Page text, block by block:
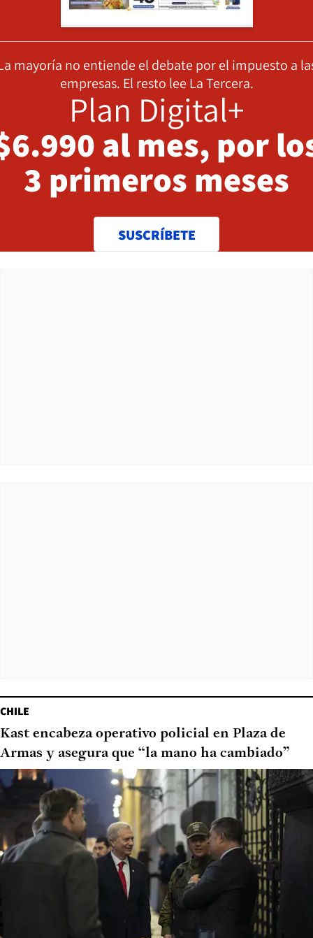
mayoría no entiende el debate por el impuesto a
empresas. El resto lee La Tercera.
Plan Digital+
al mes, por
3 primeros meses
SUSCRÍBETE
CHILE
Kast encabeza operativo policial en Plaza de
Armas y asegura que “la mano ha cambiado”